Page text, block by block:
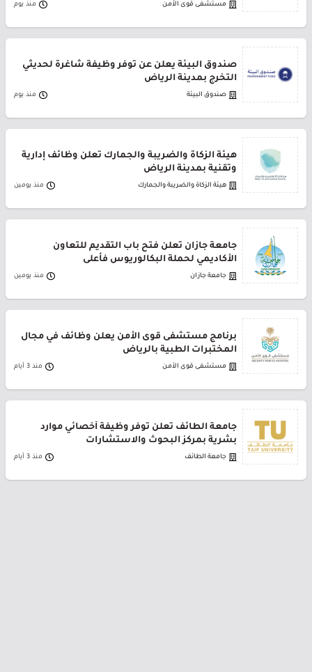
مستشفى قوى الأمن منذ يوم
صندوق البيئة يعلن عن توفر وظيفة شاغرة لحديثي
التخرج بمدينة الرياض
صندوق البيئة منذ يوم
هيئة الزكاة والضريبة والجمارك تعلن وظائف إدارية
وتقنية بمدينة الرياض
هيئة الزكاة والضريبة والجمارك منذ يومين
جامعة جازان تعلن فتح باب التقديم للتعاون
الأكاديمي لحملة البكالوريوس فأعلى
جامعة جازان منذ يومين
برنامج مستشفى قوى الأمن يعلن وظائف في مجال
المختبرات الطبية بالرياض
مستشفى قوى الأمن منذ 3 أيام
جامعة الطائف تعلن توفر وظيفة أخصائي موارد
بشرية بمركز البحوث والاستشارات
جامعة الطائف منذ 3 أيام